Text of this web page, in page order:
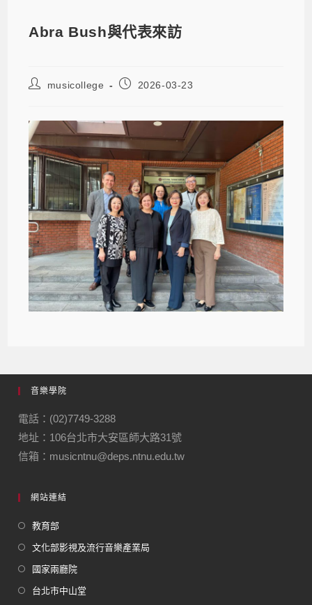
Abra Bush與代表來訪
musicollege 2026-03-23
音樂學院
電話：(02)7749-3288
地址：106台北市大安區師大路31號
信箱：musicntnu@deps.ntnu.edu.tw
網站連結
教育部
文化部影視及流行音樂產業局
國家兩廳院
台北市中山堂